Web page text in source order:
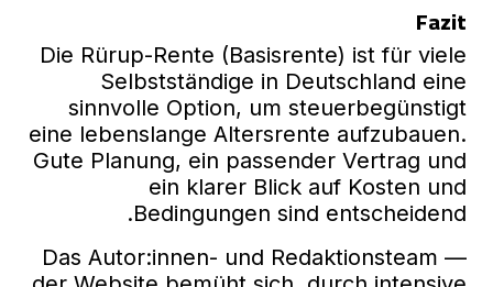
Fazit
Die Rürup-Rente (Basisrente) ist für viele
Selbstständige in Deutschland eine
sinnvolle Option, um steuerbegünstigt
eine lebenslange Altersrente aufzubauen.
Gute Planung, ein passender Vertrag und
ein klarer Blick auf Kosten und
Bedingungen sind entscheidend.
— Das Autor:innen- und Redaktionsteam